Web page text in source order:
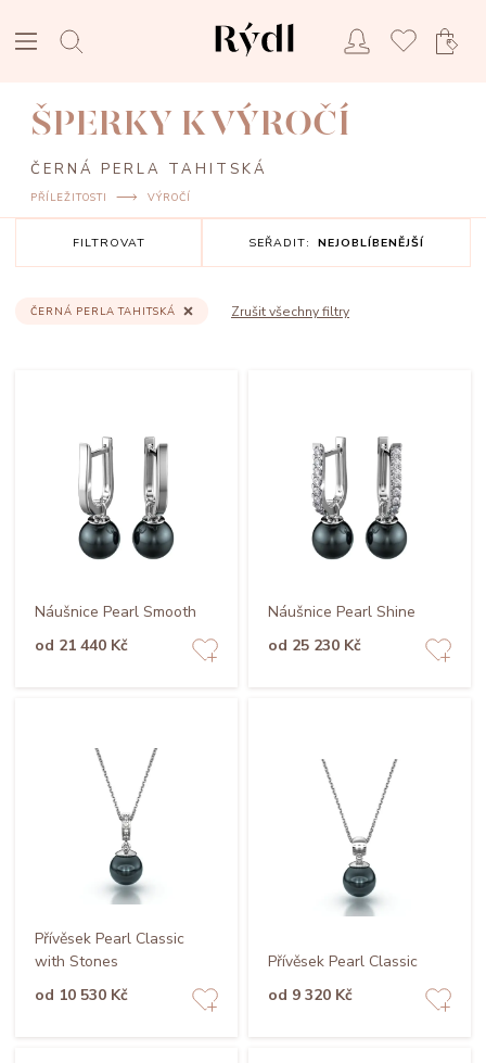
ŠPERKY K VÝROČÍ
ČERNÁ PERLA TAHITSKÁ
PŘÍLEŽITOSTI VÝROČÍ
FILTROVAT SEŘADIT: NEJOBLÍBENĚJŠÍ
Zrušit všechny filtry
ČERNÁ PERLA TAHITSKÁ
Náušnice Pearl Smooth
od 21 440 Kč
Náušnice Pearl Shine
od 25 230 Kč
Přívěsek Pearl Classic
with Stones
od 10 530 Kč
Přívěsek Pearl Classic
od 9 320 Kč